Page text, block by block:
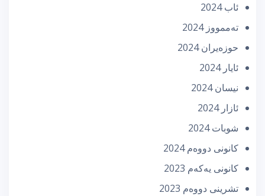
ئاب 2024
تەممووز 2024
حوزه‌یران 2024
ئایار 2024
نیسان 2024
ئازار 2024
شوبات 2024
كانونی دووه‌م 2024
كانونی یه‌كه‌م 2023
تشرینی دووه‌م 2023